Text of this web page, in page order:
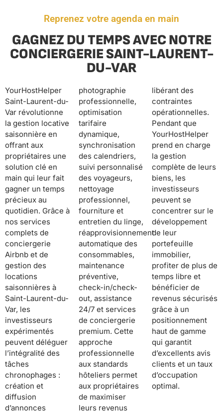
Reprenez votre agenda en main
GAGNEZ DU TEMPS AVEC NOTRE
CONCIERGERIE SAINT-LAURENT-
DU-VAR
YourHostHelper
Saint-Laurent-du-
Var révolutionne
la gestion locative
saisonnière en
offrant aux
propriétaires une
solution clé en
main qui leur fait
gagner un temps
précieux au
quotidien. Grâce à
nos services
complets de
conciergerie
Airbnb et de
gestion des
locations
saisonnières à
Saint-Laurent-du-
Var, les
investisseurs
expérimentés
peuvent déléguer
l’intégralité des
tâches
chronophages :
création et
diffusion
d’annonces
photographie
professionnelle,
optimisation
tarifaire
dynamique,
synchronisation
des calendriers,
suivi personnalisé
des voyageurs,
nettoyage
professionnel,
fourniture et
entretien du linge,
réapprovisionnement
automatique des
consommables,
maintenance
préventive,
check-in/check-
out, assistance
24/7 et services
de conciergerie
premium. Cette
approche
professionnelle
aux standards
hôteliers permet
aux propriétaires
de maximiser
leurs revenus
libérant des
contraintes
opérationnelles.
Pendant que
YourHostHelper
prend en charge
la gestion
complète de leurs
biens, les
investisseurs
peuvent se
concentrer sur le
développement
de leur
portefeuille
immobilier,
profiter de plus de
temps libre et
bénéficier de
revenus sécurisés
grâce à un
positionnement
haut de gamme
qui garantit
d’excellents avis
clients et un taux
d’occupation
optimal.